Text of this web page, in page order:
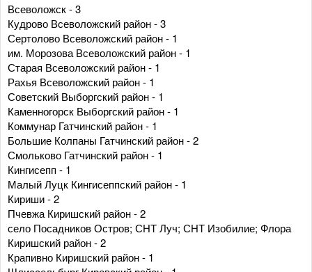
Всеволожск - 3
Кудрово Всеволожский район - 3
Сертолово Всеволожский район - 1
им. Морозова Всеволожский район - 1
Старая Всеволожский район - 1
Рахья Всеволожский район - 1
Советский Выборгский район - 1
Каменногорск Выборгский район - 1
Коммунар Гатчинский район - 1
Большие Колпаны Гатчинский район - 2
Смольково Гатчинский район - 1
Кингисепп - 1
Малый Луцк Кингисеппский район - 1
Кириши - 2
Пчевжа Киришский район - 2
село Посадников Остров; СНТ Луч; СНТ Изобилие; Флора
Киришский район - 2
Крапивно Киришский район - 1